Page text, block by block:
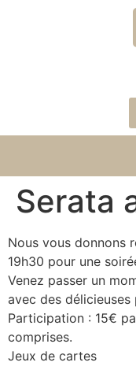
Serata
Nous vous donnons
19h30 pour une
Venez passer un
avec des
Participation : 15€
comprises.
Jeux de cartes